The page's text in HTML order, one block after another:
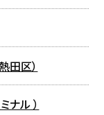
田区）
ル ）